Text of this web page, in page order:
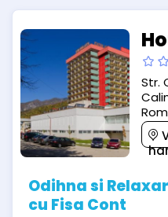
Str.
Odihna si
cu Fisa Cont